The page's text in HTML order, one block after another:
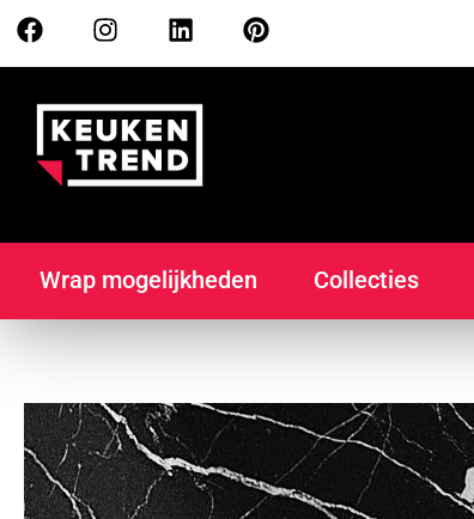
Wrap mogelijkheden Collecties